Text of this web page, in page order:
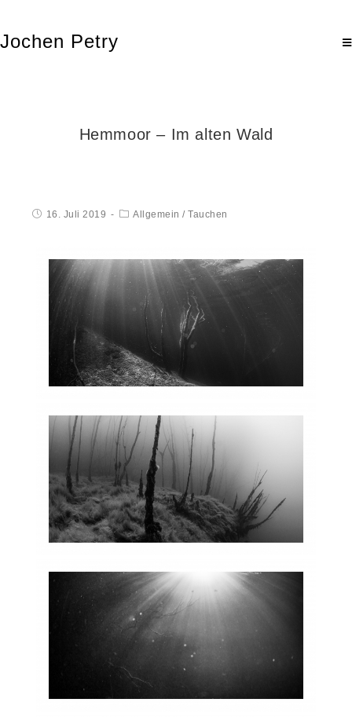
Jochen Petry
Hemmoor – Im alten Wald
16. Juli 2019 Allgemein /Tauchen